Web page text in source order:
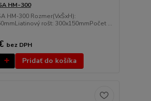
HM-300
HM-300 Rozmer(VxŠxH):
rošt: 300x150mmPočet ...
bez DPH
Pridať do košíka